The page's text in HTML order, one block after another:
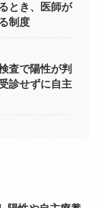
とき、医師が
制度
査で陽性が判
診せずに自主